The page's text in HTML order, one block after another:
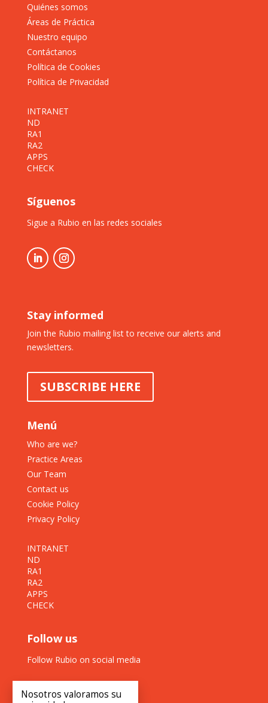
Quiénes somos
Áreas de Práctica
Nuestro equipo
Contáctanos
Política de Cookies
Política de Privacidad
INTRANET
ND
RA1
RA2
APPS
CHECK
Síguenos
Sigue a Rubio en las redes sociales
Stay informed
Join the Rubio mailing list to receive our alerts and
newsletters.
SUBSCRIBE HERE
Menú
Who are we?
Practice Areas
Our Team
Contact us
Cookie Policy
Privacy Policy
INTRANET
ND
RA1
RA2
APPS
CHECK
Follow us
Follow Rubio on social media
Nosotros valoramos su